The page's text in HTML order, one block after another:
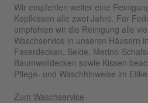
Wir empfehlen weiter eine
Kopfkissen alle zwei Jahre. Für
empfehlen wir die Reinigung alle
Waschservice in unseren Häusern
Faserdecken, Seide, Merino-
Baumwolldecken sowie Kissen
Pflege- und Waschhinweise im
Zum Waschservice